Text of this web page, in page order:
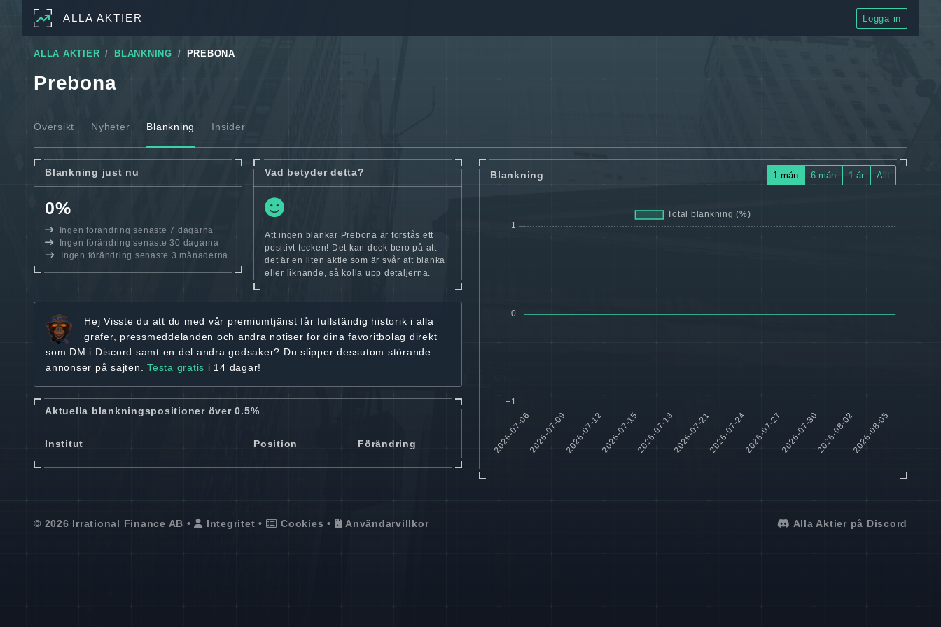
ALLA AKTIER Logga in
ALLA AKTIER BLANKNING PREBONA
Prebona
Översikt Nyheter Blankning Insider
Blankning just nu
0%
Ingen förändring senaste 7 dagarna
Ingen förändring senaste 30 dagarna
Ingen förändring senaste 3 månaderna
Vad betyder detta?
Att ingen blankar Prebona är förstås ett
positivt tecken! Det kan dock bero på att
det är en liten aktie som är svår att blanka
eller liknande, så kolla upp detaljerna.
Hej Visste du att du med vår premiumtjänst fårfullständig historik i alla
grafer, pressmeddelanden och andra notiser för dina favoritbolag direkt
som DM i Discord samt en del andra godsaker? Du slipper dessutom störande
annonser på sajten. Testa gratis i 14 dagar!
Aktuella blankningspositioner över 0.5%
Institut Position Förändring
Blankning 1 mån 6 mån 1 år Allt
© 2026 Irrational Finance AB • Integritet • Cookies • Användarvillkor Alla Aktier på Discord